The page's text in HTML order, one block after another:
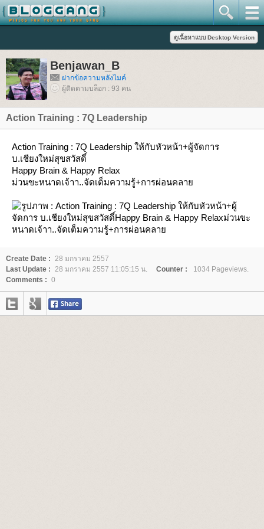
Benjawan_B
ฝากข้อความหลังไมค์
ผู้ติดตามบล็อก : 93 คน
Action Training : 7Q Leadership
Action Training : 7Q Leadership ให้กับหัวหน้า+ผู้จัดการ
บ.เชียงใหม่สุขสวัสดิ์
Happy Brain & Happy Relax
ม่วนขะหนาดเจ้าา..จัดเต็มความรู้+การผ่อนคลา
Create Date : 28 มกราคม 2557
Last Update : 28 มกราคม 2557 11:05:15 น. Counter :
1034 Pageviews.
Comments : 0